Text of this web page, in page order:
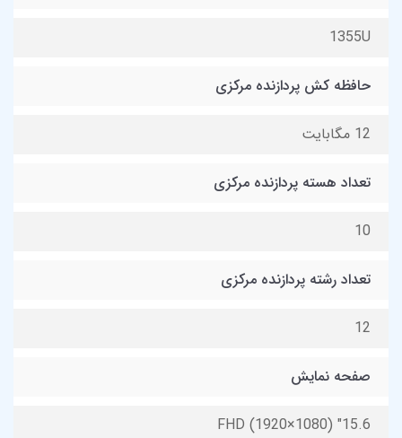
1355U
حافظه کش پردازنده مرکزی
12 مگابایت
تعداد هسته پردازنده مرکزی
10
تعداد رشته پردازنده مرکزی
12
صفحه نمایش
15.6" FHD (1920×1080)